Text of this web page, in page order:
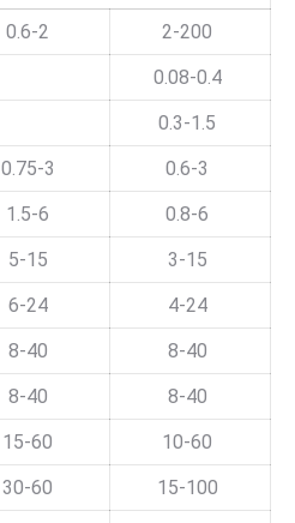
0.6-2
2-200
0.08-0.4
0.3-1.5
0.75-3
0.6-3
1.5-6
0.8-6
5-15
3-15
6-24
4-24
8-40
8-40
8-40
8-40
15-60
10-60
30-60
15-100